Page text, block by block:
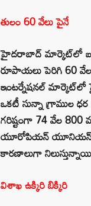
తులం 60 వేలు పైనే
హైదరాబాద్‌ మార్కెట్‌లో
రూపాయలు పెరిగి 60
ఇంటర్నేషనల్‌ మార్కెట్‌లో
ఒకటీ సున్నా గ్రాముల
గరిష్టంగా 74 వేల 800
యూరోపియన్‌ యూనియన్‌
కారణాలుగా
విశాఖ ఉక్కిరి బిక్కిరి